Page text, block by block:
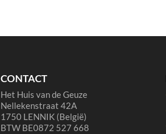
CONTACT
Het Huis van de Geuze
Nellekenstraat 42A
1750 LENNIK (België)
BTW BE0872 527 668